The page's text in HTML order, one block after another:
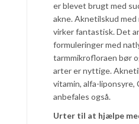
er blevet brugt med
akne. Aknetilskud
virker fantastisk. Det
formuleringer med
tarmmikrofloraen bør
arter er nyttige.
vitamin, alfa-liponsyre,
anbefales også.
Urter til at hjælpe